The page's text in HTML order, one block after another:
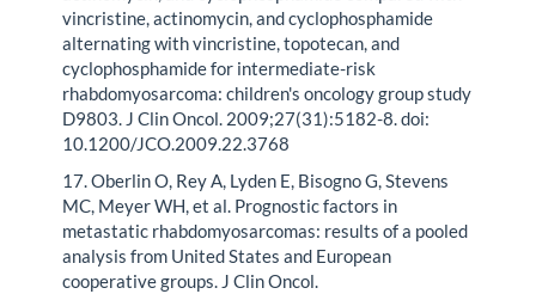
vincristine, actinomycin, and cyclophosphamide
alternating with vincristine, topotecan, and
cyclophosphamide for intermediate-risk
rhabdomyosarcoma: children's oncology group study
D9803. J Clin Oncol. 2009;27(31):5182-8. doi:
10.1200/JCO.2009.22.3768
17. Oberlin O, Rey A, Lyden E, Bisogno G, Stevens
MC, Meyer WH, et al. Prognostic factors in
metastatic rhabdomyosarcomas: results of a pooled
analysis from United States and European
cooperative groups. J Clin Oncol.